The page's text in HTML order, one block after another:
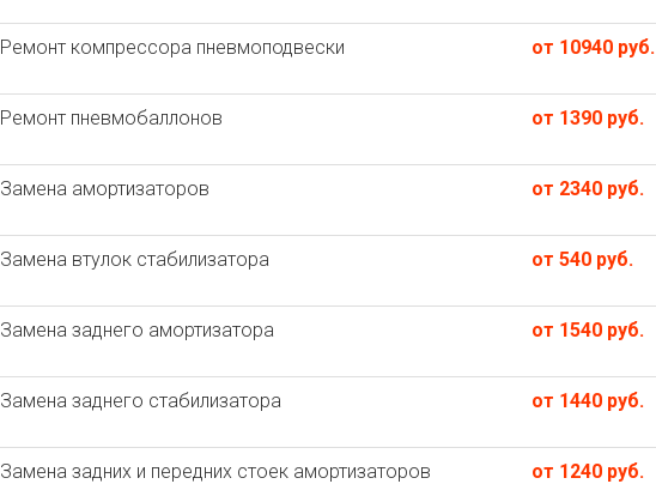
Ремонт компрессора пневмоподвески от 10940 руб.
Ремонт пневмобаллонов от 1390 руб.
Замена амортизаторов от 2340 руб.
Замена втулок стабилизатора от 540 руб.
Замена заднего амортизатора от 1540 руб.
Замена заднего стабилизатора от 1440 руб.
Замена задних и передних стоек амортизаторов от 1240 руб.